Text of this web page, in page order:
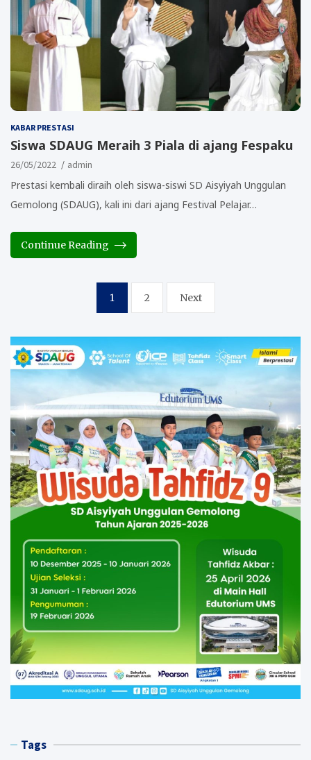
KABAR PRESTASI
Siswa SDAUG Meraih 3 Piala di ajang Fespaku
26/05/2022 admin
Prestasi kembali diraih oleh siswa-siswi SD Aisyiyah Unggulan
Gemolong (SDAUG), kali ini dari ajang Festival Pelajar…
Continue Reading
1 2 Next
Tags